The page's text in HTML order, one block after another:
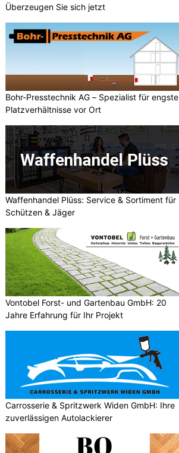
Überzeugen Sie sich jetzt
Bohr-Presstechnik AG – Spezialist für engste
Platzverhältnisse vor Ort
Waffenhandel Plüss: Service & Sortiment für
Schützen & Jäger
Vontobel Forst- und Gartenbau GmbH: 20
Jahre Erfahrung für Ihr Projekt
Carrosserie & Spritzwerk Widen GmbH: Ihre
zuverlässigen Autolackierer